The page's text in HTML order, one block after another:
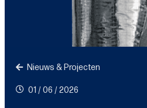
Nieuws & Projecten
01 / 06 / 2026